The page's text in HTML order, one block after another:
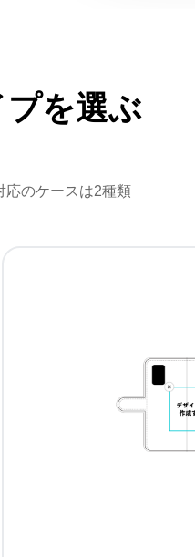
を選ぶ
応のケースは2種類